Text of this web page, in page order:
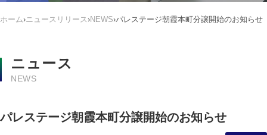
ホーム›ニュースリリース›NEWS›パレステージ朝霞本町分譲開始のお知らせ
ニュース
NEWS
パレステージ朝霞本町分譲開始のお知らせ